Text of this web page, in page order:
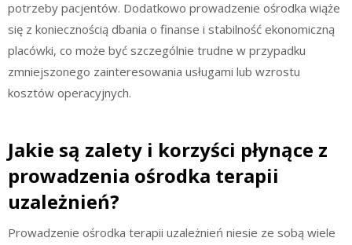
potrzeby pacjentów. Dodatkowo prowadzenie ośrodka wiąże
się z koniecznością dbania o finanse i stabilność ekonomiczną
placówki, co może być szczególnie trudne w przypadku
zmniejszonego zainteresowania usługami lub wzrostu
kosztów operacyjnych.
Jakie są zalety i korzyści płynące z
prowadzenia ośrodka terapii
uzależnień?
Prowadzenie ośrodka terapii uzależnień niesie ze sobą wiele